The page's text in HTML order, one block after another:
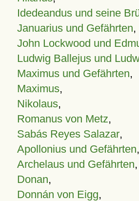
Idedeandus und seine
Januarius und Gefährten,
John Lockwood und
Ludwig Ballejus und
Maximus und Gefährten,
Maximus,
Nikolaus,
Romanus von Metz,
Sabás Reyes Salazar,
Apollonius und Gefährten,
Archelaus und Gefährten,
Donan,
Donnán von Eigg,